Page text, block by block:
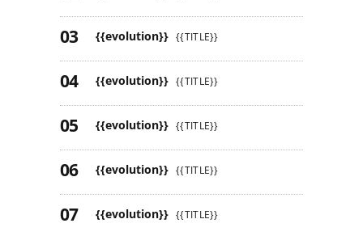
{{evolution}} {{TITLE}}
{{evolution}} {{TITLE}}
{{evolution}} {{TITLE}}
{{evolution}} {{TITLE}}
{{evolution}} {{TITLE}}